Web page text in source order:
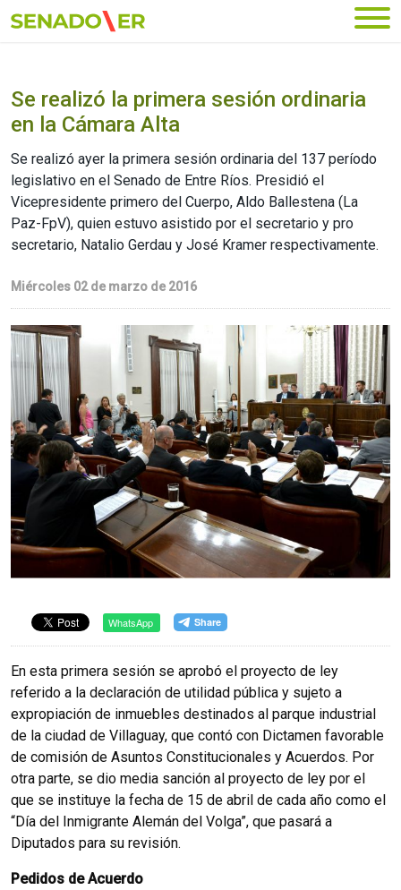
Ir al menú principal
Se realizó la primera sesión ordinaria
en la Cámara Alta
Se realizó ayer la primera sesión ordinaria del 137 período
legislativo en el Senado de Entre Ríos. Presidió el
Vicepresidente primero del Cuerpo, Aldo Ballestena (La
Paz-FpV), quien estuvo asistido por el secretario y pro
secretario, Natalio Gerdau y José Kramer respectivamente.
Miércoles 02 de marzo de 2016
WhatsApp
En esta primera sesión se aprobó el proyecto de ley
referido a la declaración de utilidad pública y sujeto a
expropiación de inmuebles destinados al parque industrial
de la ciudad de Villaguay, que contó con Dictamen favorable
de comisión de Asuntos Constitucionales y Acuerdos. Por
otra parte, se dio media sanción al proyecto de ley por el
que se instituye la fecha de 15 de abril de cada año como el
“Día del Inmigrante Alemán del Volga”, que pasará a
Diputados para su revisión.
Pedidos de Acuerdo